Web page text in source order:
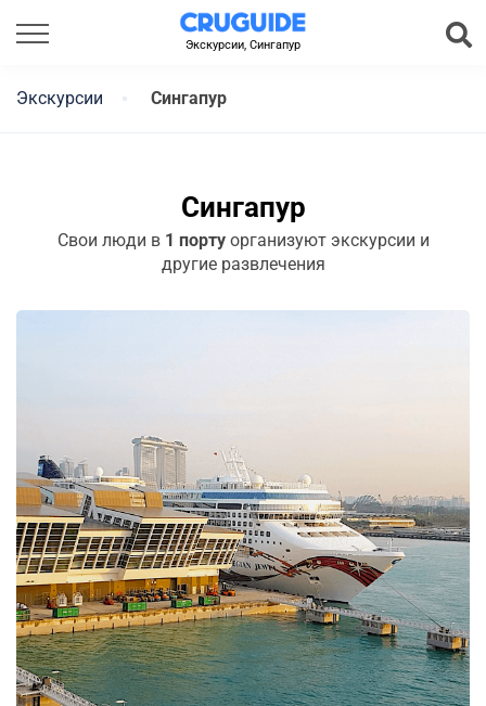
Экскурсии, Сингапур
Экскурсии Сингапур
Сингапур
Свои люди в 1 портуорганизуют экскурсии и
другие развлечения